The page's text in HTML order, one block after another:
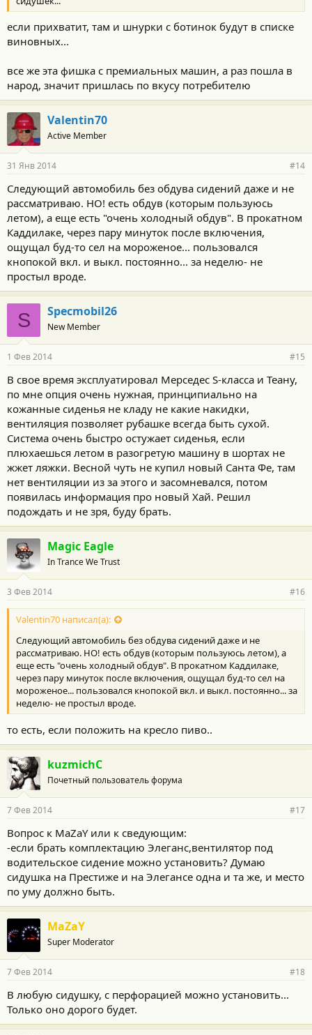
если прихватит, там и шнурки с ботинок будут в списке
виновных...
все же эта фишка с премиальных машин, а раз пошла в
народ, значит пришлась по вкусу потребителю
Valentin70
Active Member
31 Янв 2014 #14
Следующий автомобиль без обдува сидений даже и не
рассматриваю. НО! есть обдув (которым пользуюсь
летом), а еще есть "очень холодный обдув". В прокатном
Каддилаке, через пару минуток после включения,
ощущал буд-то сел на мороженое... пользовался
кнопокой вкл. и выкл. постоянно... за неделю- не
простыл вроде.
S Specmobil26
New Member
1 Фев 2014 #15
В свое время эксплуатировал Мерседес S-класса и Теану,
по мне опция очень нужная, принципиально на
кожанные сиденья не кладу не какие накидки,
вентиляция позволяет рубашке всегда быть сухой.
Система очень быстро остужает сиденья, если
плюхаешься летом в разогретую машину в шортах не
жжет ляжки. Весной чуть не купил новый Санта Фе, там
нет вентиляции из за этого и засомневался, потом
появилась информация про новый Хай. Решил
подождать и не зря, буду брать.
Magic Eagle
In Trance We Trust
3 Фев 2014 #16
Valentin70 написал(а):
Следующий автомобиль без обдува сидений даже и не
рассматриваю. НО! есть обдув (которым пользуюсь летом), а
еще есть "очень холодный обдув". В прокатном Каддилаке,
через пару минуток после включения, ощущал буд-то сел на
мороженое... пользовался кнопокой вкл. и выкл. постоянно... за
неделю- не простыл вроде.
то есть, если положить на кресло пиво..
kuzmichC
Почетный пользователь форума
7 Фев 2014 #17
Вопрос к MaZaY или к сведующим:
-если брать комплектацию Элеганс,вентилятор под
водительское сидение можно установить? Думаю
сидушка на Престиже и на Элегансе одна и та же, и место
по уму должно быть.
MaZaY
Super Moderator
7 Фев 2014 #18
В любую сидушку, с перфорацией можно установить...
Только оно дорого будет.